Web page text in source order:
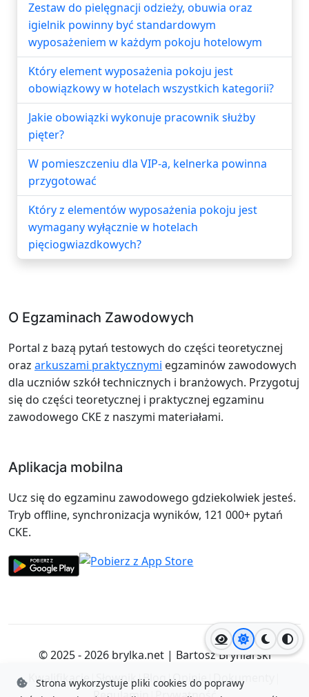
Jasny motyw
Ciemny
Zestaw do pielęgnacji odzieży, obuwia oraz
igielnik powinny być standardowym
wyposażeniem w każdym pokoju hotelowym
Który element wyposażenia pokoju jest
obowiązkowy w hotelach wszystkich kategorii?
Jakie obowiązki wykonuje pracownik służby
pięter?
W pomieszczeniu dla VIP-a, kelnerka powinna
przygotować
Który z elementów wyposażenia pokoju jest
wymagany wyłącznie w hotelach
pięciogwiazdkowych?
O Egzaminach Zawodowych
Portal z bazą pytań testowych do części teoretycznej
oraz arkuszami praktycznymi egzaminów zawodowych
dla uczniów szkół technicznych i branżowych. Przygotuj
się do części teoretycznej i praktycznej egzaminu
zawodowego CKE z naszymi materiałami.
Aplikacja mobilna
Ucz się do egzaminu zawodowego gdziekolwiek jesteś.
Tryb offline, synchronizacja wyników, 121 000+ pytań
CKE.
© 2025 - 2026 brylka.net| Bartosz Bryniarski
Kwalifikacje|Słownik|Blog|Opinie|Dokumenty
Strona wykorzystuje pliki cookies do poprawy